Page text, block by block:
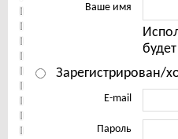
Ваше имя
Зарегистрирован/
E-mail
Пароль